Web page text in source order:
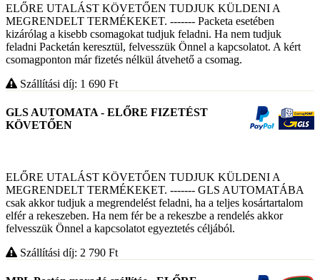
ELŐRE UTALÁST KÖVETŐEN TUDJUK KÜLDENI A
MEGRENDELT TERMÉKEKET. ------- Packeta esetében
kizárólag a kisebb csomagokat tudjuk feladni. Ha nem tudjuk
feladni Packetán keresztül, felvesszük Önnel a kapcsolatot. A kért
csomagponton már fizetés nélkül átvehető a csomag.
Szállítási díj: 1 690 Ft
GLS AUTOMATA - ELŐRE FIZETÉST
KÖVETŐEN
ELŐRE UTALÁST KÖVETŐEN TUDJUK KÜLDENI A
MEGRENDELT TERMÉKEKET. ------- GLS AUTOMATÁBA
csak akkor tudjuk a megrendelést feladni, ha a teljes kosártartalom
elfér a rekeszeben. Ha nem fér be a rekeszbe a rendelés akkor
felvesszük Önnel a kapcsolatot egyeztetés céljából.
Szállítási díj: 2 790 Ft